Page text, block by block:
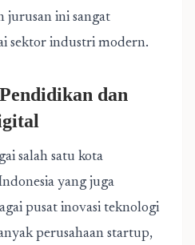
jurusan ini sangat
sektor industri modern.
dan
salah satu kota
yang juga
pusat inovasi teknologi
perusahaan startup,